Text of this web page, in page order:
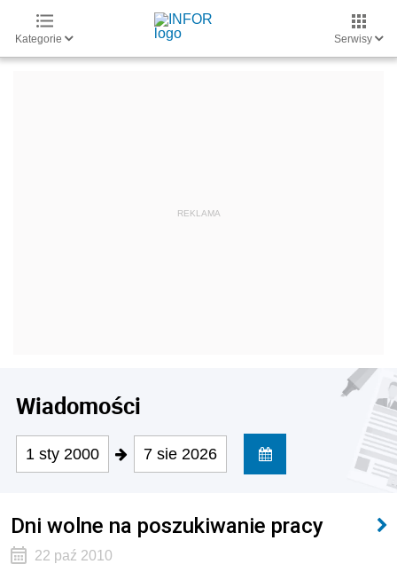
Kategorie Serwisy
Wiadomości
1 sty 2000 7 sie 2026
Dni wolne na poszukiwanie pracy
22 paź 2010